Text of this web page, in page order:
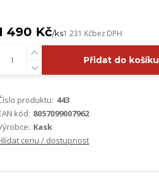
490 Kč/ks1 231 Kčbez DPH
Přidat do košíku
produktu: 443
kód: 8057099007962
Kask
cenu / dostupnost